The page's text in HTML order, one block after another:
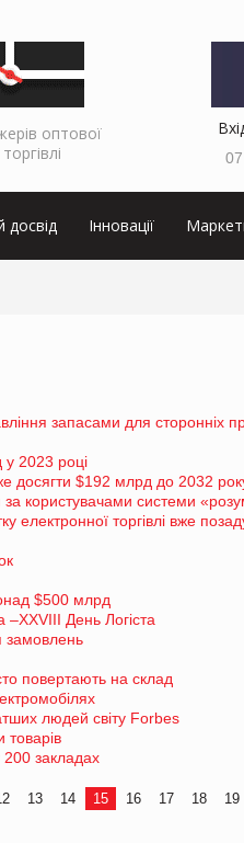
оптової
досвід Інновації
запасами для сторонніх
у 2023 році
досягти $192 млрд до 2032
за користувачами системи
електронної торгівлі вже
$500 млрд
–XXVIII День Логіста
замовлень
повертають на склад
людей світу Forbes
товарів
200 закладах
13 14 15 16 17 18 19